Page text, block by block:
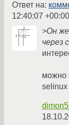
Ответ на:
12:40:07 +00:00
>Он
через
можно
selinux